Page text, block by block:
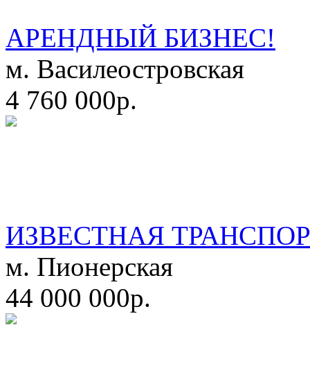
АРЕНДНЫЙ БИЗНЕС!
м. Василеостровская
4 760 000р.
ИЗВЕСТНАЯ
м. Пионерская
44 000 000р.